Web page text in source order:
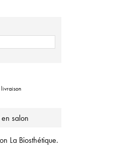
salon
La Biosthétique.